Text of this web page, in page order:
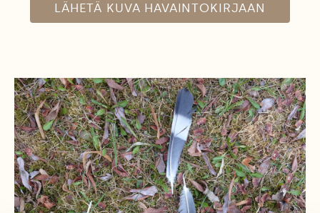
LÄHETÄ KUVA HAVAINTOKIRJAAN